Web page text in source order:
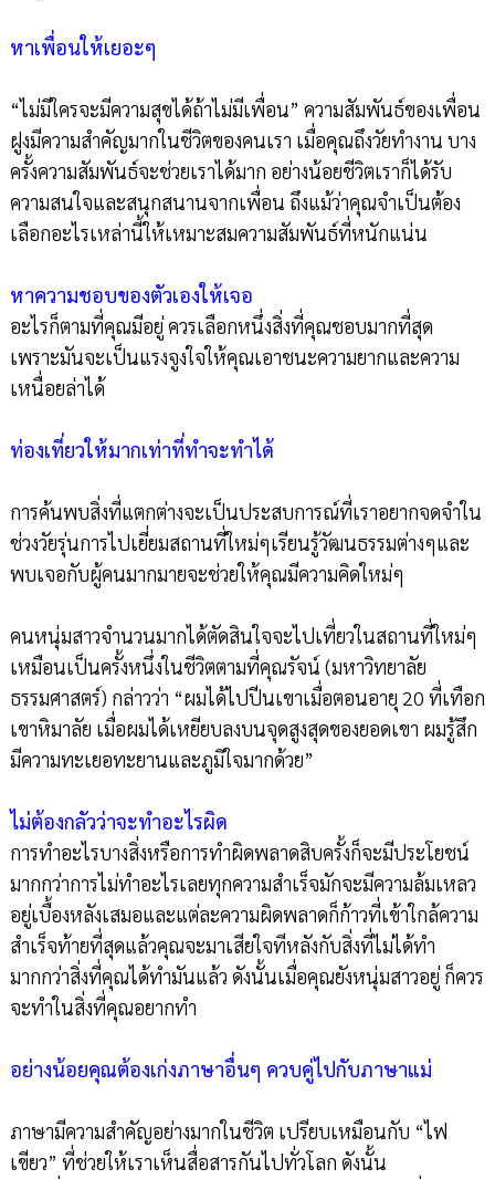
หาเพื่อนให้เยอะๆ
“ไม่มีใครจะมีความสุขได้ถ้าไม่มีเพื่อน” ความสัมพันธ์ของเพื่อน
ฝูงมีความสำคัญมากในชีวิตของคนเรา เมื่อคุณถึงวัยทำงาน บาง
ครั้งความสัมพันธ์จะช่วยเราได้มาก อย่างน้อยชีวิตเราก็ได้รับ
ความสนใจและสนุกสนานจากเพื่อน ถึงแม้ว่าคุณจำเป็นต้อง
เลือกอะไรเหล่านี้ให้เหมาะสมความสัมพันธ์ที่หนักแน่น
หาความชอบของตัวเองให้เจอ
อะไรก็ตามที่คุณมีอยู่ ควรเลือกหนึ่งสิ่งที่คุณชอบมากที่สุด
เพราะมันจะเป็นแรงจูงใจให้คุณเอาชนะความยากและความ
เหนื่อยล่าได้
ท่องเที่ยวให้มากเท่าที่ทำจะทำได้
การค้นพบสิ่งที่แตกต่างจะเป็นประสบการณ์ที่เราอยากจดจำใน
ช่วงวัยรุ่นการไปเยี่ยมสถานที่ใหม่ๆเรียนรู้วัฒนธรรมต่างๆและ
พบเจอกับผู้คนมากมายจะช่วยให้คุณมีความคิดใหม่ๆ
คนหนุ่มสาวจำนวนมากได้ตัดสินใจจะไปเที่ยวในสถานที่ใหม่ๆ
เหมือนเป็นครั้งหนึ่งในชีวิตตามที่คุณรัจน์ (มหาวิทยาลัย
ธรรมศาสตร์) กล่าวว่า “ผมได้ไปปีนเขาเมื่อตอนอายุ 20 ที่เทือก
เขาหิมาลัย เมื่อผมได้เหยียบลงบนจุดสูงสุดของยอดเขา ผมรู้สึก
มีความทะเยอทะยานและภูมิใจมากด้วย”
ไม่ต้องกลัวว่าจะทำอะไรผิด
การทำอะไรบางสิ่งหรือการทำผิดพลาดสิบครั้งก็จะมีประโยชน์
มากกว่าการไม่ทำอะไรเลยทุกความสำเร็จมักจะมีความล้มเหลว
อยู่เบื้องหลังเสมอและแต่ละความผิดพลาดก็ก้าวที่เข้าใกล้ความ
สำเร็จท้ายที่สุดแล้วคุณจะมาเสียใจทีหลังกับสิ่งที่ไม่ได้ทำ
มากกว่าสิ่งที่คุณได้ทำมันแล้ว ดังนั้นเมื่อคุณยังหนุ่มสาวอยู่ ก็ควร
จะทำในสิ่งที่คุณอยากทำ
อย่างน้อยคุณต้องเก่งภาษาอื่นๆ ควบคู่ไปกับภาษาแม่
ภาษามีความสำคัญอย่างมากในชีวิต เปรียบเหมือนกับ “ไฟ
เขียว” ที่ช่วยให้เราเห็นสื่อสารกันไปทั่วโลก ดังนั้น